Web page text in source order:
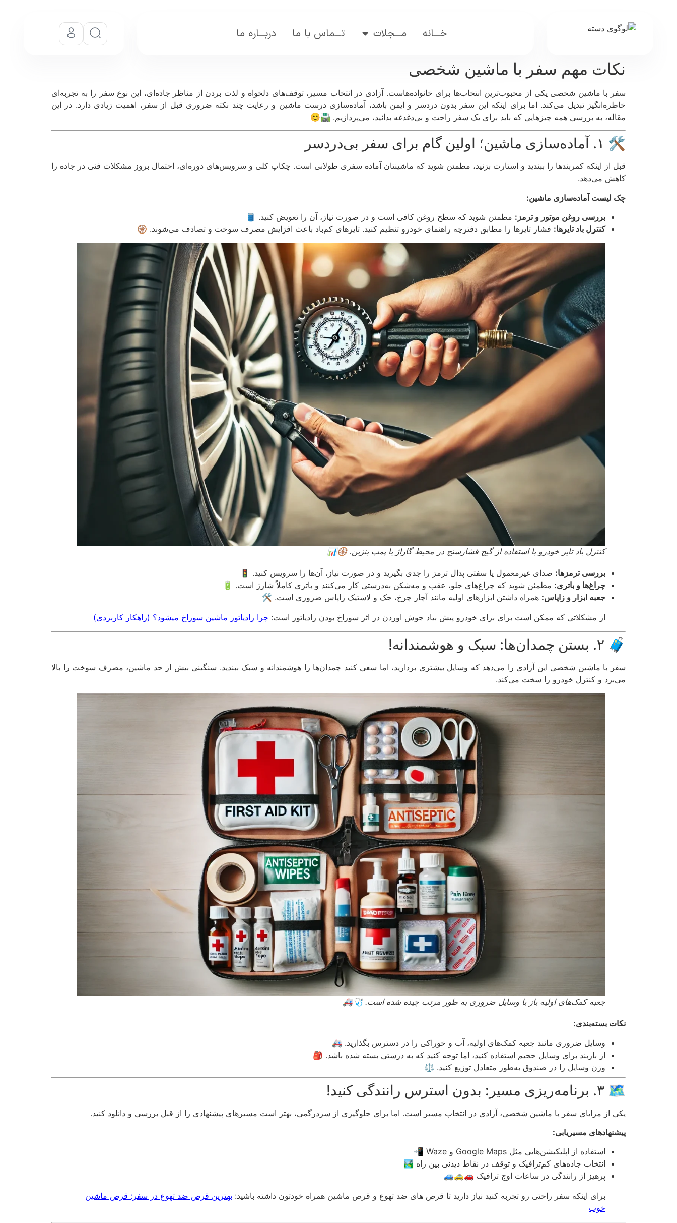
خـــانه مـــجلات تـــماس با ما دربـــاره ما
نکات مهم سفر با ماشین شخصی
سفر با ماشین شخصی یکی از محبوب‌ترین انتخاب‌ها برای خانواده‌هاست. آزادی در انتخاب مسیر، توقف‌های دلخواه و لذت بردن از مناظر جاده‌ای، این نوع سفر را به تجربه‌ای
خاطره‌انگیز تبدیل می‌کند. اما برای اینکه این سفر بدون دردسر و ایمن باشد، آماده‌سازی درست ماشین و رعایت چند نکته ضروری قبل از سفر، اهمیت زیادی دارد. در این
مقاله، به بررسی همه چیزهایی که باید برای یک سفر راحت و بی‌دغدغه بدانید، می‌پردازیم. 🛣️😊
🛠️ ۱. آماده‌سازی ماشین؛ اولین گام برای سفر بی‌دردسر
قبل از اینکه کمربندها را ببندید و استارت بزنید، مطمئن شوید که ماشینتان آماده سفری طولانی است. چکاپ کلی و سرویس‌های دوره‌ای، احتمال بروز مشکلات فنی در جاده را
کاهش می‌دهد.
چک لیست آماده‌سازی ماشین:
بررسی روغن موتور و ترمز: مطمئن شوید که سطح روغن کافی است و در صورت نیاز، آن را تعویض کنید. 🛢️
کنترل باد تایرها: فشار تایرها را مطابق دفترچه راهنمای خودرو تنظیم کنید. تایرهای کم‌باد باعث افزایش مصرف سوخت و تصادف می‌شوند. 🛞
کنترل باد تایر خودرو با استفاده از گیج فشارسنج در محیط گاراژ یا پمپ بنزین. 🛞📊
بررسی ترمزها: صدای غیرمعمول یا سفتی پدال ترمز را جدی بگیرید و در صورت نیاز، آن‌ها را سرویس کنید. 🚦
چراغ‌ها و باتری: مطمئن شوید که چراغ‌های جلو، عقب و مه‌شکن به‌درستی کار می‌کنند و باتری کاملاً شارژ است. 🔋
جعبه ابزار و زاپاس: همراه داشتن ابزارهای اولیه مانند آچار چرخ، جک و لاستیک زاپاس ضروری است. 🛠️
از مشکلاتی که ممکن است برای برای خودرو پیش بیاد جوش اوردن در اثر سوراخ بودن رادیاتور است: چرا رادیاتور ماشین سوراخ میشود؟ (راهکار کاربردی)
🧳 ۲. بستن چمدان‌ها: سبک و هوشمندانه!
سفر با ماشین شخصی این آزادی را می‌دهد که وسایل بیشتری بردارید، اما سعی کنید چمدان‌ها را هوشمندانه و سبک ببندید. سنگینی بیش از حد ماشین، مصرف سوخت را بالا
می‌برد و کنترل خودرو را سخت می‌کند.
جعبه کمک‌های اولیه باز با وسایل ضروری به طور مرتب چیده شده است. 🩺🚑
نکات بسته‌بندی:
وسایل ضروری مانند جعبه کمک‌های اولیه، آب و خوراکی را در دسترس بگذارید. 🚑
از باربند برای وسایل حجیم استفاده کنید، اما توجه کنید که به درستی بسته شده باشد. 🎒
وزن وسایل را در صندوق به‌طور متعادل توزیع کنید. ⚖️
🗺️ ۳. برنامه‌ریزی مسیر: بدون استرس رانندگی کنید!
یکی از مزایای سفر با ماشین شخصی، آزادی در انتخاب مسیر است. اما برای جلوگیری از سردرگمی، بهتر است مسیرهای پیشنهادی را از قبل بررسی و دانلود کنید.
پیشنهادهای مسیریابی:
استفاده از اپلیکیشن‌هایی مثل Google Maps و Waze 📲
انتخاب جاده‌های کم‌ترافیک و توقف در نقاط دیدنی بین راه 🏞️
پرهیز از رانندگی در ساعات اوج ترافیک 🚗🚕🚙
برای اینکه سفر راحتی رو تجربه کنید نیاز دارید تا قرص های ضد تهوع و قرص ماشین همراه خودتون داشته باشید: بهترین قرص ضد تهوع در سفر: قرص ماشین
خوب